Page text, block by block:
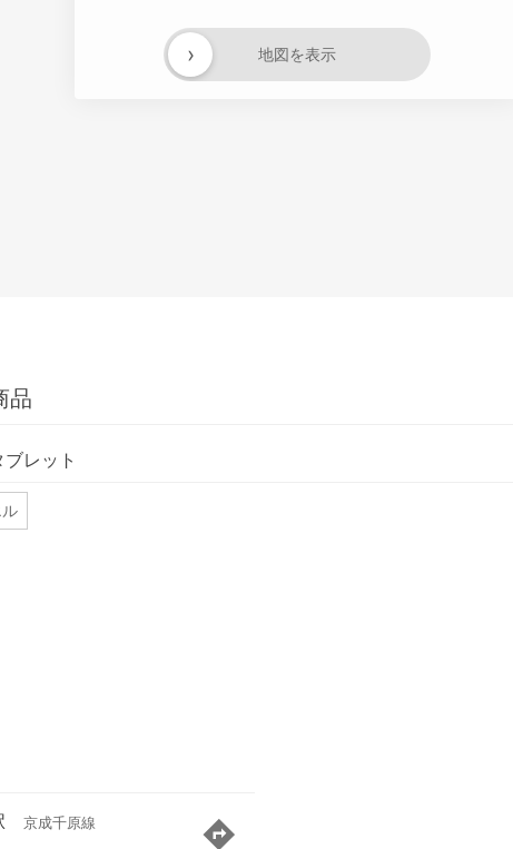
地図を表示
›
品
レット
京成千原線